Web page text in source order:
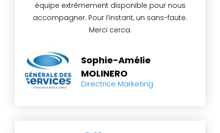
équipe extrêmement disponible pour nous
accompagner. Pour l’instant, un sans-faute.
Merci cerca.
Sophie-Amélie
MOLINERO
Directrice Marketing